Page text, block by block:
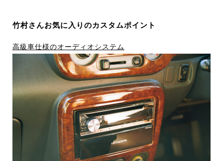
竹村さんお気に入りのカスタムポイント
高級車仕様のオーディオシステム